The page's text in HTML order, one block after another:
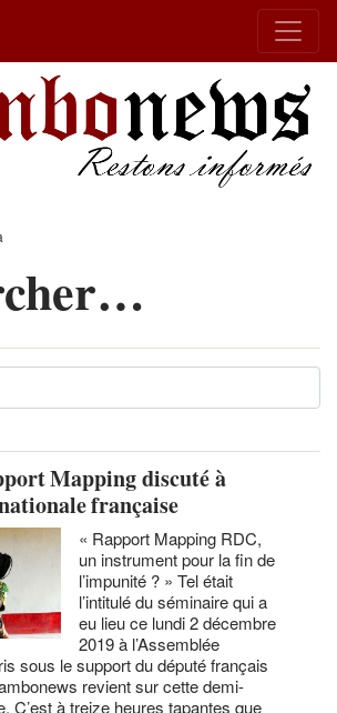
Mapping discuté à
française
« Rapport Mapping RDC,
un instrument pour la fin de
l’impunité ? » Tel était
l’intitulé du séminaire qui a
eu lieu ce lundi 2 décembre
2019 à l’Assemblée
sous le support du député français
revient sur cette demi-
C’est à treize heures tapantes que